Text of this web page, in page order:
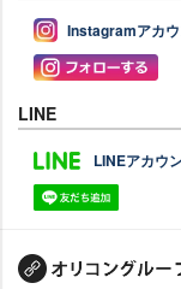
Instagramアカウ
LINE
LINEアカウ